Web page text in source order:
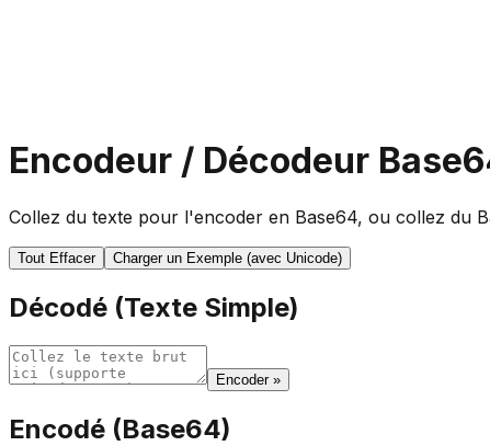
Encodeur / Décodeur
Collez du texte pour l'encoder en Base64, ou collez du
Tout Effacer Charger un Exemple (avec Unicode)
Décodé (Texte Simple)
Encoder »
Encodé (Base64)